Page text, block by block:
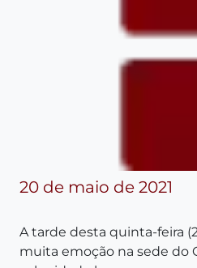
20 de maio de 2021
A tarde desta quinta-feira
muita emoção na sede do